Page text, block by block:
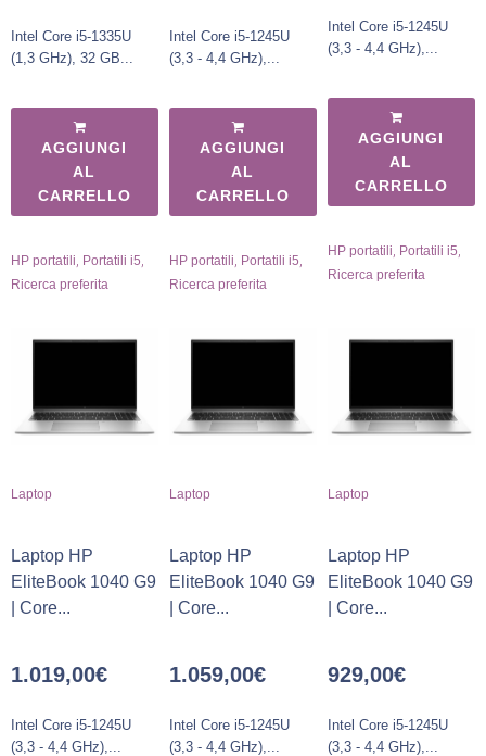
Intel Core i5-1335U
(1,3 GHz), 32 GB...
AGGIUNGI
AL
CARRELLO
HP portatili, Portatili i5,
Ricerca preferita
Intel Core i5-1245U
(3,3 - 4,4 GHz),...
AGGIUNGI
AL
CARRELLO
HP portatili, Portatili i5,
Ricerca preferita
Intel Core i5-1245U
(3,3 - 4,4 GHz),...
AGGIUNGI
AL
CARRELLO
HP portatili Portatili i5
Ricerca preferita
Laptop
Laptop HP
EliteBook 1040 G9
| Core...
1.019,00€
Intel Core i5-1245U
(3,3 - 4,4 GHz),...
Laptop
Laptop HP
EliteBook 1040 G9
| Core...
1.059,00€
Intel Core i5-1245U
(3,3 - 4,4 GHz),...
Laptop
Laptop HP
EliteBook 1040 G9
| Core...
929,00€
Intel Core i5-1245U
(3,3 - 4,4 GHz),...